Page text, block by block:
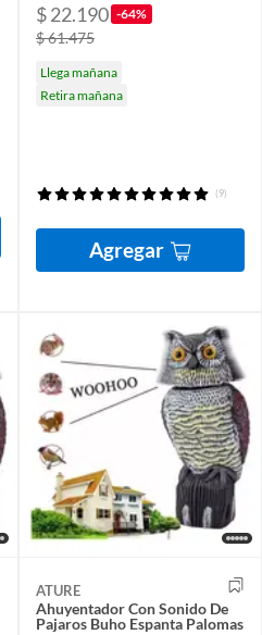
$ 22.190 -64%
$ 61.475
Llega mañana
Retira mañana
(9)
Agregar
ATURE
Ahuyentador Con Sonido De
Pajaros Buho Espanta Palomas